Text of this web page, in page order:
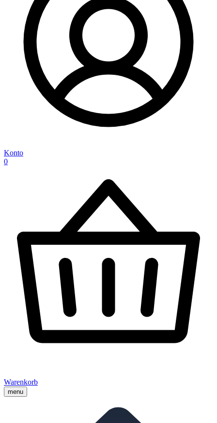
Konto
0
Warenkorb
menu